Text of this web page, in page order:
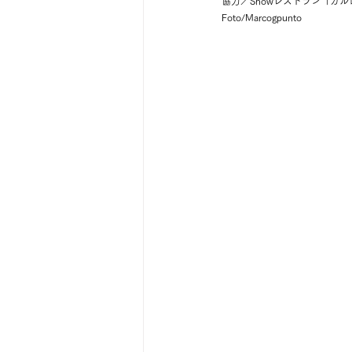
Foto/Marcogpunto